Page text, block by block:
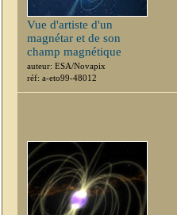
Vue d'artiste d'un
magnétar et de son
champ magnétique
auteur: ESA/Novapix
réf: a-eto99-48012